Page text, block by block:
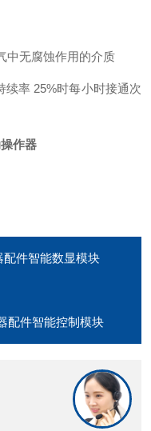
中无腐蚀作用的介质
续率 25%时每小时接通次
作器
件智能数显模块
配件智能控制模块